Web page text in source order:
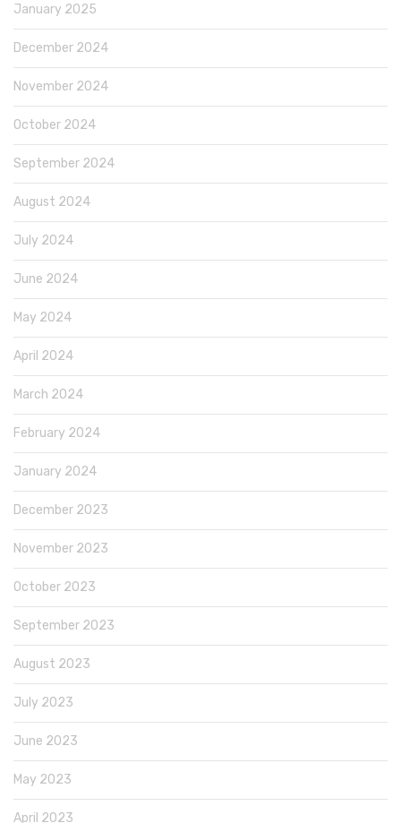
January 2025
December 2024
November 2024
October 2024
September 2024
August 2024
July 2024
June 2024
May 2024
April 2024
March 2024
February 2024
January 2024
December 2023
November 2023
October 2023
September 2023
August 2023
July 2023
June 2023
May 2023
April 2023